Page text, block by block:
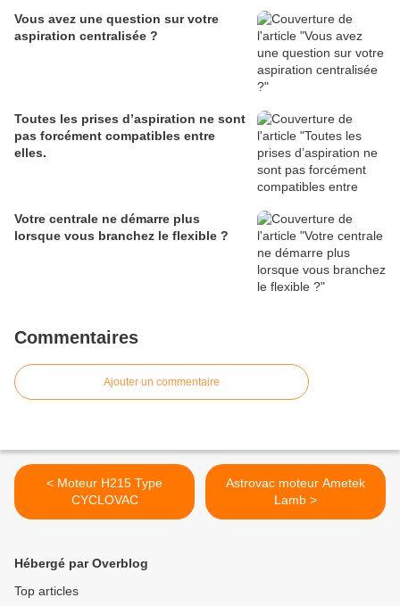
Vous avez une question sur votre
aspiration centralisée ?
Toutes les prises d’aspiration ne sont
pas forcément compatibles entre
elles.
Votre centrale ne démarre plus
lorsque vous branchez le flexible ?
Commentaires
Ajouter un commentaire
< Moteur H215 Type
CYCLOVAC
Astrovac moteur Ametek
Lamb >
Hébergé par Overblog
Top articles